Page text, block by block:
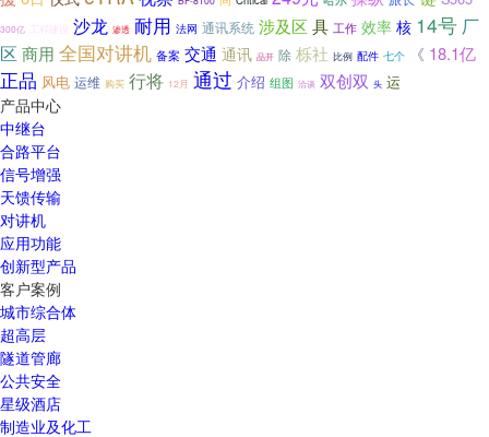
300亿 工程建设 沙龙 渗透 耐用 法网 通讯系统 涉及区 具 工作 效率 核 14号 厂
区 商用 全国对讲机 备案 交通 通讯 品开 除 栎社 比例 配件 七个 《 18.1亿
正品 风电 运维 购买 行将 12月 通过 介绍 组图 洽谈 双创双 头 运
产品中心
中继台
合路平台
信号增强
天馈传输
对讲机
应用功能
创新型产品
客户案例
城市综合体
超高层
隧道管廊
公共安全
星级酒店
制造业及化工